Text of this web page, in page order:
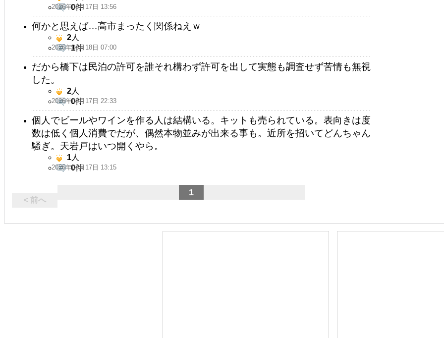
2026年05月17日 13:56
0件
何かと思えば…高市まったく関係ねえｗ
2026年05月18日 07:00
2人
1件
だから橋下は民泊の許可を誰それ構わず許可を出して実態も調査せず苦情も無視
した。
2026年05月17日 22:33
2人
0件
個人でビールやワインを作る人は結構いる。キットも売られている。表向きは度
数は低く個人消費でだが、偶然本物並みが出来る事も。近所を招いてどんちゃん
騒ぎ。天岩戸はいつ開くやら。
2026年05月17日 13:15
1人
0件
< 前へ
1